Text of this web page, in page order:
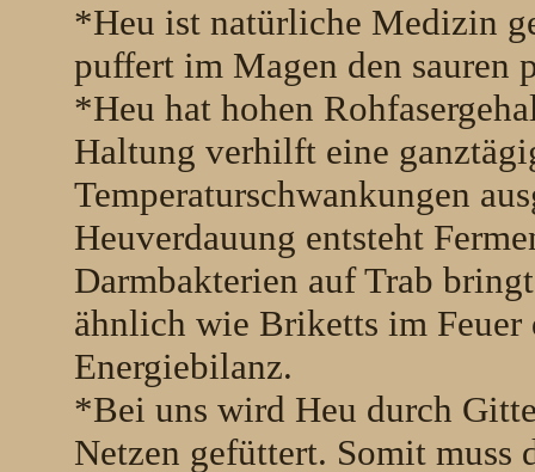
*Heu ist natürliche Medizin
puffert im Magen den sauren
*Heu hat hohen
Haltung verhilft eine
Temperaturschwankungen
Heuverdauung entsteht
Darmbakterien auf Trab
ähnlich wie Briketts im Feuer
Energiebilanz.
*Bei uns wird Heu durch
Netzen gefüttert. Somit muss